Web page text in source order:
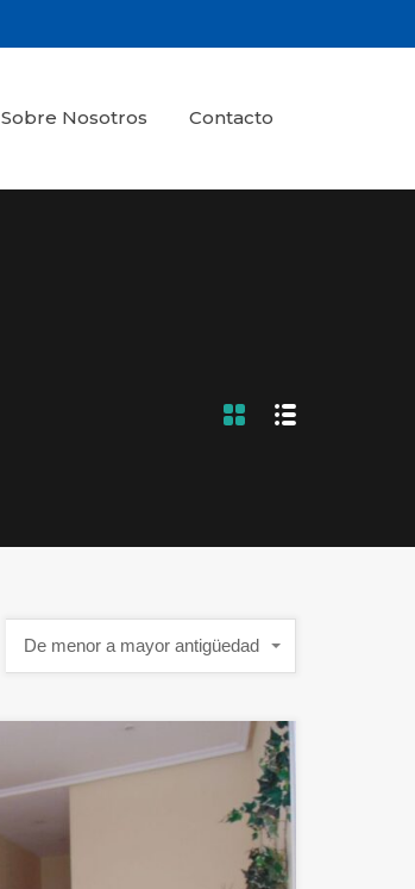
Sobre Nosotros Contacto
De menor a mayor antigüedad